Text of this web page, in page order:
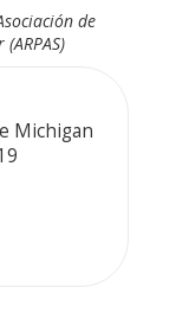
de
Michigan